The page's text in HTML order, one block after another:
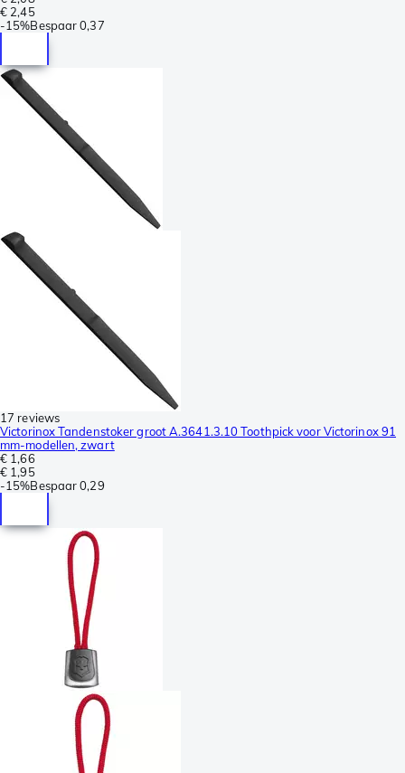
€ 2,45
-15%Bespaar 0,37
17 reviews
Victorinox Tandenstoker groot A.3641.3.10 Toothpick voor Victorinox 91
mm-modellen, zwart
€ 1,66
€ 1,95
-15%Bespaar 0,29